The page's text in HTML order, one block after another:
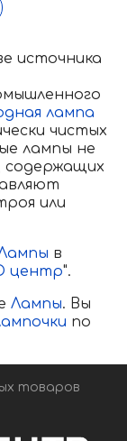
источника
лампа
чистых
лампы не
содержащих
или
в
центр".
Лампы. Вы
по
товаров